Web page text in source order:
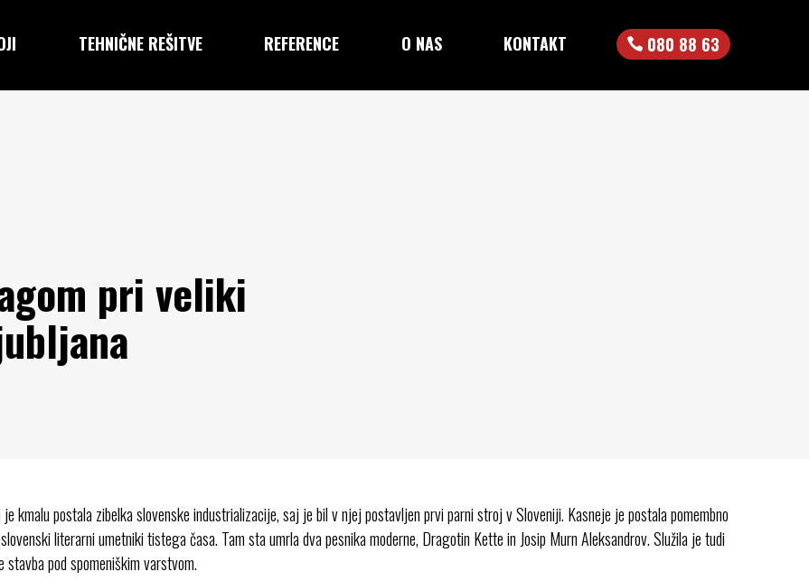
TEHNIČNE REŠITVE REFERENCE O NAS KONTAKT 080 88 63
pri veliki
kmalu postala zibelka slovenske industrializacije, saj je bil v njej postavljen prvi parni stroj v Sloveniji. Kasneje je postala pomembno
literarni umetniki tistega časa. Tam sta umrla dva pesnika moderne, Dragotin Kette in Josip Murn Aleksandrov. Služila je tudi
pod spomeniškim varstvom.